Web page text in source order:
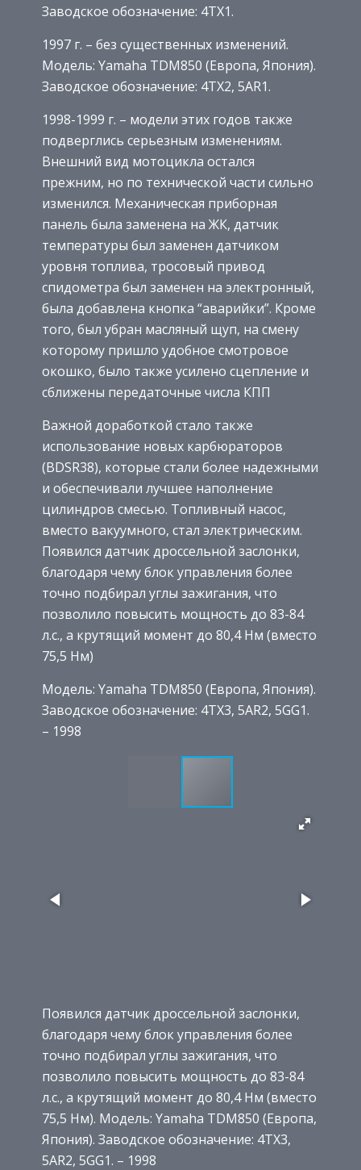
Заводское обозначение: 4TX1.
1997 г. – без существенных изменений.
Модель: Yamaha TDM850 (Европа, Япония).
Заводское обозначение: 4TX2, 5AR1.
1998-1999 г. – модели этих годов также
подверглись серьезным изменениям.
Внешний вид мотоцикла остался
прежним, но по технической части сильно
изменился. Механическая приборная
панель была заменена на ЖК, датчик
температуры был заменен датчиком
уровня топлива, тросовый привод
спидометра был заменен на электронный,
была добавлена кнопка “аварийки”. Кроме
того, был убран масляный щуп, на смену
которому пришло удобное смотровое
окошко, было также усилено сцепление и
сближены передаточные числа КПП
Важной доработкой стало также
использование новых карбюраторов
(BDSR38), которые стали более надежными
и обеспечивали лучшее наполнение
цилиндров смесью. Топливный насос,
вместо вакуумного, стал электрическим.
Появился датчик дроссельной заслонки,
благодаря чему блок управления более
точно подбирал углы зажигания, что
позволило повысить мощность до 83-84
л.с., а крутящий момент до 80,4 Нм (вместо
75,5 Нм)
Модель: Yamaha TDM850 (Европа, Япония).
Заводское обозначение: 4TX3, 5AR2, 5GG1.
– 1998
Появился датчик дроссельной заслонки,
благодаря чему блок управления более
точно подбирал углы зажигания, что
позволило повысить мощность до 83-84
л.с., а крутящий момент до 80,4 Нм (вместо
75,5 Нм). Модель: Yamaha TDM850 (Европа,
Япония). Заводское обозначение: 4TX3,
5AR2, 5GG1. – 1998